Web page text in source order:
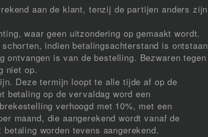
aan de klant, tenzij de partijen anders zijn
waar geen uitzondering op gemaakt wordt.
indien betalingsachterstand is ontstaan
ontvangen is van de bestelling. Bezwaren tegen
niet op.
Deze termijn loopt te alle tijde af op de
betaling op de vervaldag word een
verhoogd met 10%, met een
maand, die aangerekend wordt vanaf de
worden tevens aangerekend.